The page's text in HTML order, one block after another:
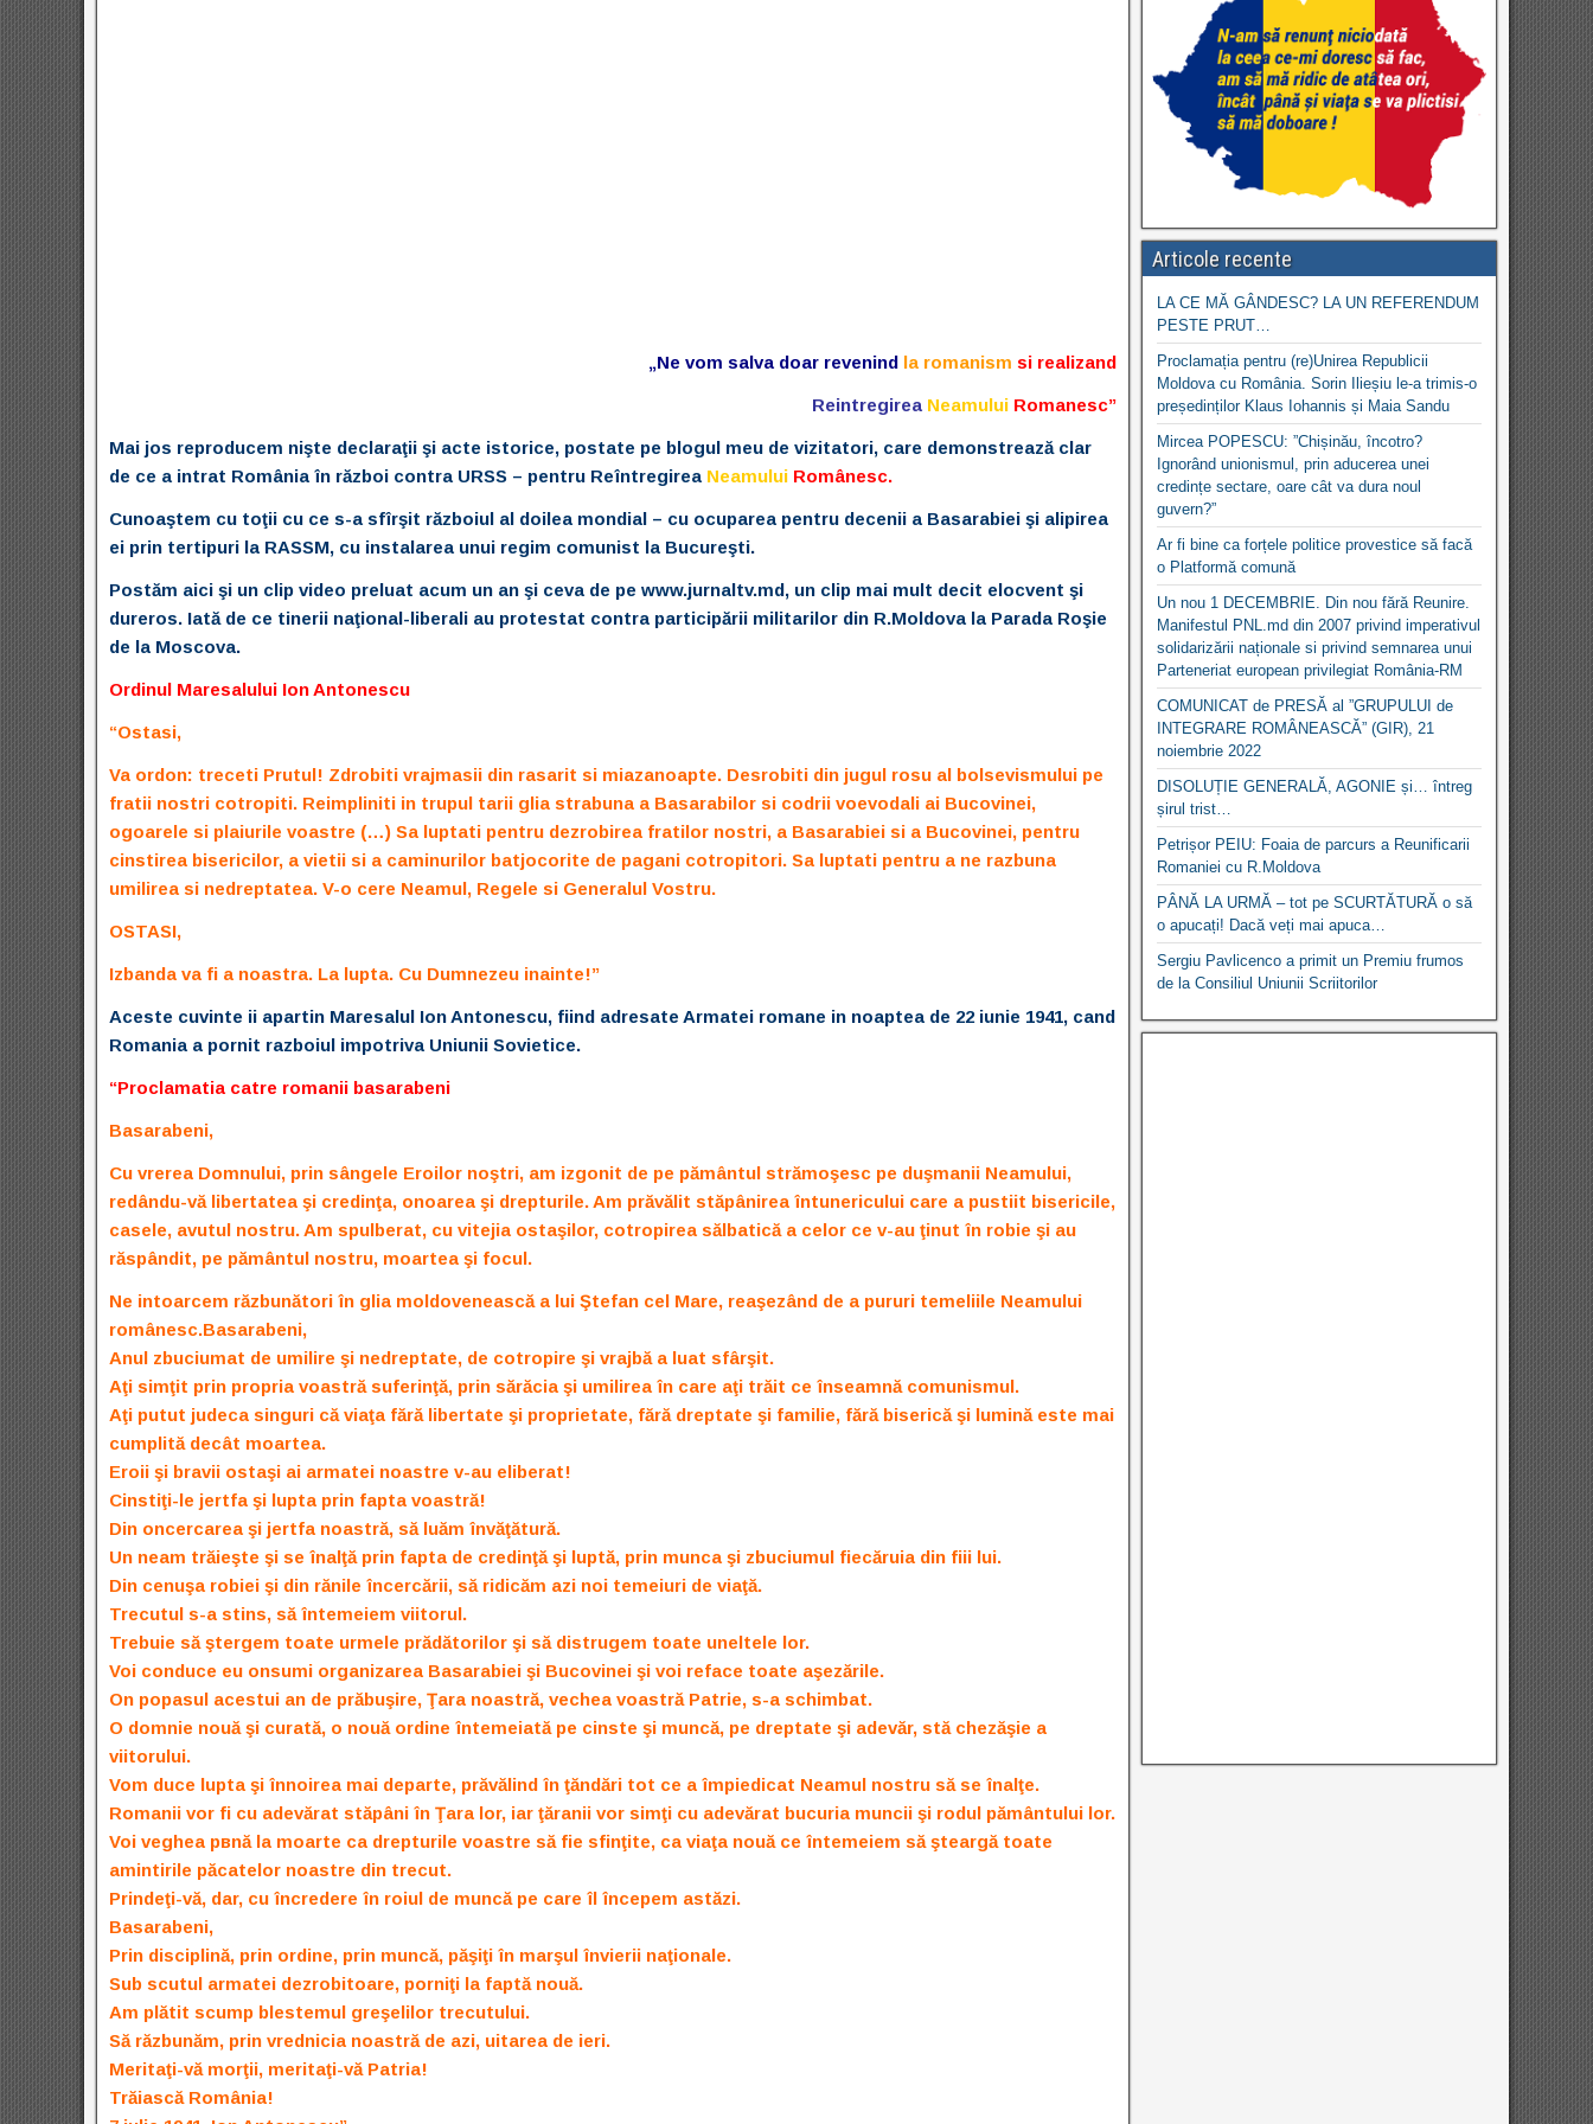
„Ne vom salva doar revenind la romanism si realizand
Reintregirea Neamului Romanesc”
Mai jos reproducem nişte declaraţii şi acte istorice, postate pe blogul meu de vizitatori, care demonstrează clar
de ce a intrat România în război contra URSS – pentru Reîntregirea Neamului Românesc.
Cunoaştem cu toţii cu ce s-a sfîrşit războiul al doilea mondial – cu ocuparea pentru decenii a Basarabiei şi alipirea
ei prin tertipuri la RASSM, cu instalarea unui regim comunist la Bucureşti.
Postăm aici şi un clip video preluat acum un an şi ceva de pe www.jurnaltv.md, un clip mai mult decit elocvent şi
dureros. Iată de ce tinerii naţional-liberali au protestat contra participării militarilor din R.Moldova la Parada Roşie
de la Moscova.
Ordinul Maresalului Ion Antonescu
“Ostasi,
Va ordon: treceti Prutul! Zdrobiti vrajmasii din rasarit si miazanoapte. Desrobiti din jugul rosu al bolsevismului pe
fratii nostri cotropiti. Reimpliniti in trupul tarii glia strabuna a Basarabilor si codrii voevodali ai Bucovinei,
ogoarele si plaiurile voastre (…) Sa luptati pentru dezrobirea fratilor nostri, a Basarabiei si a Bucovinei, pentru
cinstirea bisericilor, a vietii si a caminurilor batjocorite de pagani cotropitori. Sa luptati pentru a ne razbuna
umilirea si nedreptatea. V-o cere Neamul, Regele si Generalul Vostru.
OSTASI,
Izbanda va fi a noastra. La lupta. Cu Dumnezeu inainte!”
Aceste cuvinte ii apartin Maresalul Ion Antonescu, fiind adresate Armatei romane in noaptea de 22 iunie 1941, cand
Romania a pornit razboiul impotriva Uniunii Sovietice.
“Proclamatia catre romanii basarabeni
Basarabeni,
Cu vrerea Domnului, prin sângele Eroilor noştri, am izgonit de pe pământul strămoşesc pe duşmanii Neamului,
redându-vă libertatea şi credinţa, onoarea şi drepturile. Am prăvălit stăpânirea întunericului care a pustiit bisericile,
casele, avutul nostru. Am spulberat, cu vitejia ostaşilor, cotropirea sălbatică a celor ce v-au ţinut în robie şi au
răspândit, pe pământul nostru, moartea şi focul.
Ne intoarcem răzbunători în glia moldovenească a lui Ştefan cel Mare, reaşezând de a pururi temeliile Neamului
românesc.Basarabeni,
Anul zbuciumat de umilire şi nedreptate, de cotropire şi vrajbă a luat sfârşit.
Aţi simţit prin propria voastră suferinţă, prin sărăcia şi umilirea în care aţi trăit ce înseamnă comunismul.
Aţi putut judeca singuri că viaţa fără libertate şi proprietate, fără dreptate şi familie, fără biserică şi lumină este mai
cumplită decât moartea.
Eroii şi bravii ostaşi ai armatei noastre v-au eliberat!
Cinstiţi-le jertfa şi lupta prin fapta voastră!
Din оncercarea şi jertfa noastră, să luăm învăţătură.
Un neam trăieşte şi se înalţă prin fapta de credinţă şi luptă, prin munca şi zbuciumul fiecăruia din fiii lui.
Din cenuşa robiei şi din rănile încercării, să ridicăm azi noi temeiuri de viaţă.
Trecutul s-a stins, să întemeiem viitorul.
Trebuie să ştergem toate urmele prădătorilor şi să distrugem toate uneltele lor.
Voi conduce eu оnsumi organizarea Basarabiei şi Bucovinei şi voi reface toate aşezările.
Оn popasul acestui an de prăbuşire, Ţara noastră, vechea voastră Patrie, s-a schimbat.
O domnie nouă şi curată, o nouă ordine întemeiată pe cinste şi muncă, pe dreptate şi adevăr, stă chezăşie a
viitorului.
Vom duce lupta şi înnoirea mai departe, prăvălind în ţăndări tot ce a împiedicat Neamul nostru să se înalţe.
Romanii vor fi cu adevărat stăpâni în Ţara lor, iar ţăranii vor simţi cu adevărat bucuria muncii şi rodul pământului lor.
Voi veghea pвnă la moarte ca drepturile voastre să fie sfinţite, ca viaţa nouă ce întemeiem să şteargă toate
amintirile păcatelor noastre din trecut.
Prindeţi-vă, dar, cu încredere în roiul de muncă pe care îl începem astăzi.
Basarabeni,
Prin disciplină, prin ordine, prin muncă, păşiţi în marşul învierii naţionale.
Sub scutul armatei dezrobitoare, porniţi la faptă nouă.
Am plătit scump blestemul greşelilor trecutului.
Să răzbunăm, prin vrednicia noastră de azi, uitarea de ieri.
Meritaţi-vă morţii, meritaţi-vă Patria!
Trăiască România!
Articole recente
LA CE MĂ GÂNDESC? LA UN REFERENDUM
PESTE PRUT…
Proclamația pentru (re)Unirea Republicii
Moldova cu România. Sorin Ilieșiu le-a trimis-o
președinților Klaus Iohannis și Maia Sandu
Mircea POPESCU: ”Chișinău, încotro?
Ignorând unionismul, prin aducerea unei
credințe sectare, oare cât va dura noul
guvern?”
Ar fi bine ca forțele politice provestice să facă
o Platformă comună
Un nou 1 DECEMBRIE. Din nou fără Reunire.
Manifestul PNL.md din 2007 privind imperativul
solidarizării naționale si privind semnarea unui
Parteneriat european privilegiat România-RM
COMUNICAT de PRESĂ al ”GRUPULUI de
INTEGRARE ROMÂNEASCĂ” (GIR), 21
noiembrie 2022
DISOLUȚIE GENERALĂ, AGONIE și… întreg
șirul trist…
Petrișor PEIU: Foaia de parcurs a Reunificarii
Romaniei cu R.Moldova
PÂNĂ LA URMĂ – tot pe SCURTĂTURĂ o să
o apucați! Dacă veți mai apuca…
Sergiu Pavlicenco a primit un Premiu frumos
de la Consiliul Uniunii Scriitorilor